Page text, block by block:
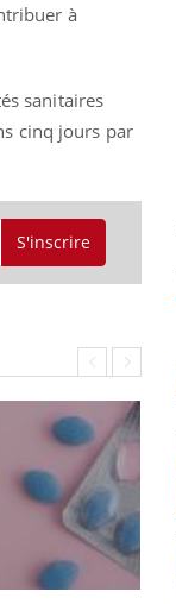
à
sanitaires
cinq jours par
S'inscrire
jumeau